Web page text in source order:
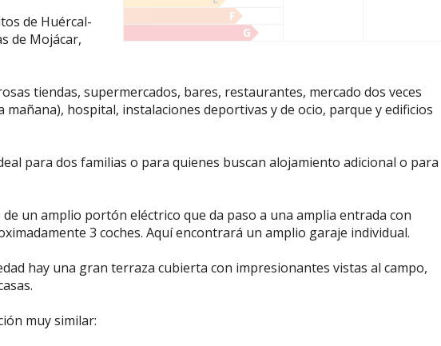
F
G
de Huércal-
de Mojácar,
tiendas, supermercados, bares, restaurantes, mercado dos veces
mañana), hospital, instalaciones deportivas y de ocio, parque y edificios
para dos familias o para quienes buscan alojamiento adicional o para
de un amplio portón eléctrico que da paso a una amplia entrada con
3 coches. Aquí encontrará un amplio garaje individual.
hay una gran terraza cubierta con impresionantes vistas al campo,
muy similar: